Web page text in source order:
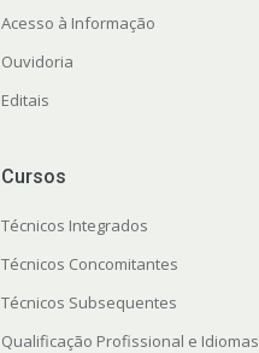
Acesso à Informação
Ouvidoria
Editais
Cursos
Técnicos Integrados
Técnicos Concomitantes
Técnicos Subsequentes
Qualificação Profissional e Idiomas